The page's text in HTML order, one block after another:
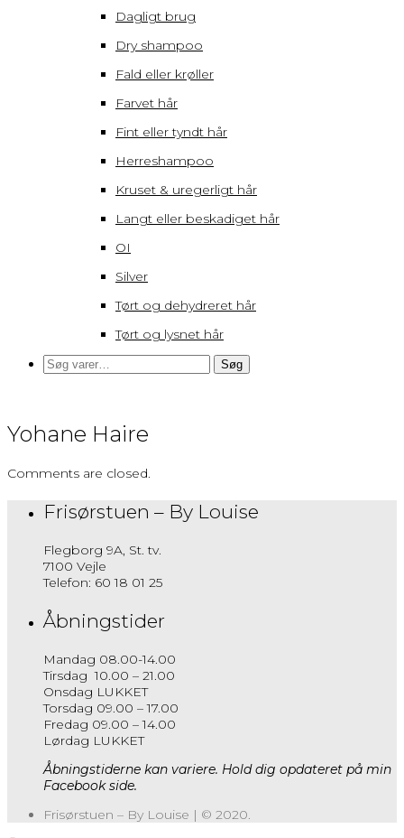
Dagligt brug
Dry shampoo
Fald eller krøller
Farvet hår
Fint eller tyndt hår
Herreshampoo
Kruset & uregerligt hår
Langt eller beskadiget hår
OI
Silver
Tørt og dehydreret hår
Tørt og lysnet hår
Søg
efter:
Søg
Yohane Haire
Comments are closed.
Frisørstuen – By Louise
Flegborg 9A, St. tv.
7100 Vejle
Telefon: 60 18 01 25
Åbningstider
Mandag 08.00-14.00
Tirsdag 10.00 – 21.00
Onsdag LUKKET
Torsdag 09.00 – 17.00
Fredag 09.00 – 14.00
Lørdag LUKKET
Åbningstiderne kan variere. Hold dig opdateret på min
Facebook side.
Frisørstuen – By Louise | © 2020.